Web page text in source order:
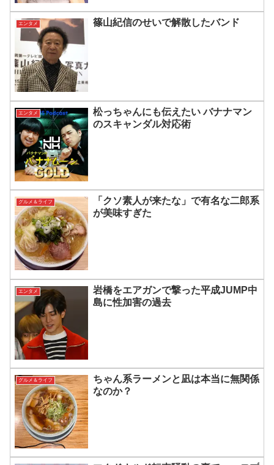
エンタメ 篠山紀信のせいで解散したバンド
エンタメ
松っちゃんにも伝えたい バナナマン
のスキャンダル対応術
グルメ＆ライフ
「クソ素人が来たな」で有名な二郎系
が美味すぎた
エンタメ
岩橋をエアガンで撃った平成JUMP中
島に性加害の過去
グルメ＆ライフ
ちゃん系ラーメンと凪は本当に無関係
なのか？